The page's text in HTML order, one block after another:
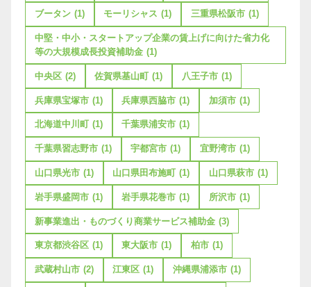
ブータン (1) モーリシャス (1) 三重県松阪市 (1)
中堅・中小・スタートアップ企業の賃上げに向けた省力化
等の大規模成長投資補助金 (1)
中央区 (2) 佐賀県基山町 (1) 八王子市 (1)
兵庫県宝塚市 (1) 兵庫県西脇市 (1) 加須市 (1)
北海道中川町 (1) 千葉県浦安市 (1)
千葉県習志野市 (1) 宇都宮市 (1) 宜野湾市 (1)
山口県光市 (1) 山口県田布施町 (1) 山口県萩市 (1)
岩手県盛岡市 (1) 岩手県花巻市 (1) 所沢市 (1)
新事業進出・ものづくり商業サービス補助金 (3)
東京都渋谷区 (1) 東大阪市 (1) 柏市 (1)
武蔵村山市 (2) 江東区 (1) 沖縄県浦添市 (1)